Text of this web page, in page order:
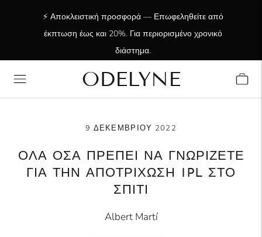
✨ +15.000 ευχαριστημένοι πελάτες! Σας
⚡ Αποκλειστική προσφορά — Επωφεληθείτε από
έκπτωση έως και 20%. Για περιορισμένο χρονικό
διάστημα.
ODELYNE
9 ΔΕΚΕΜΒΡΊΟΥ 2022
ΌΛΑ ΌΣΑ ΠΡΈΠΕΙ ΝΑ ΓΝΩΡΊΖΕΤΕ
ΓΙΑ ΤΗΝ ΑΠΟΤΡΊΧΩΣΗ IPL ΣΤΟ
ΣΠΊΤΙ
Albert Martí